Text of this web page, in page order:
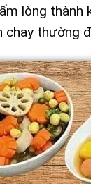
lòng
chay thường